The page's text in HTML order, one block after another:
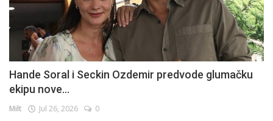
Hande Soral i Seckin Ozdemir predvode glumačku
ekipu nove...
Milt Jul 26, 2026 0